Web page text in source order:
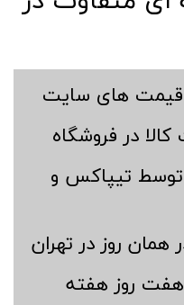
قیمت های سایت
در فروشگاه
توسط تیپاکس و
همان روز در تهران